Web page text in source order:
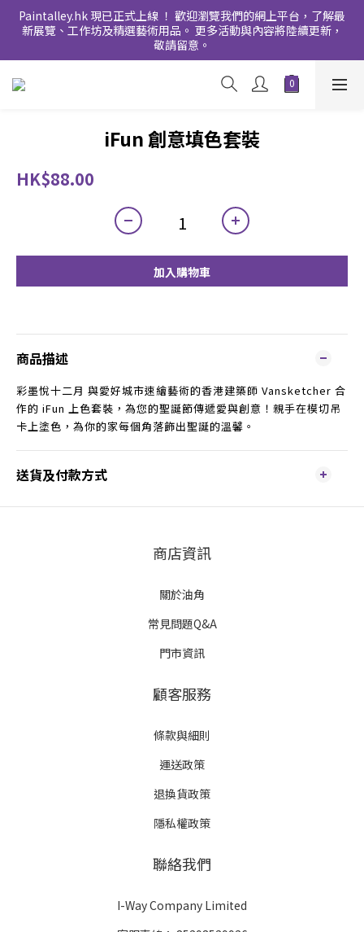
Paintalley.hk 現已正式上線 ！ 歡迎瀏覽我們的網上平台，了解最
新展覽、工作坊及精選藝術用品。 更多活動與內容將陸續更新，
敬請留意。
iFun 創意填色套裝
HK$88.00
加入購物車
商品描述
彩墨悅十二月 與愛好城市速繪藝術的香港建築師 Vansketcher 合
作的 iFun 上色套裝，為您的聖誕節傳遞愛與創意！親手在模切吊
卡上塗色，為你的家每個角落飾出聖誕的溫馨。
送貨及付款方式
商店資訊
關於油角
常見問題Q&A
門市資訊
顧客服務
條款與細則
運送政策
退換貨政策
隱私權政策
聯絡我們
I-Way Company Limited